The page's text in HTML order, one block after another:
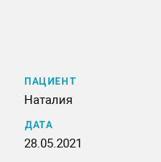
ПАЦИЕНТ
Наталия
ДАТА
28.05.2021